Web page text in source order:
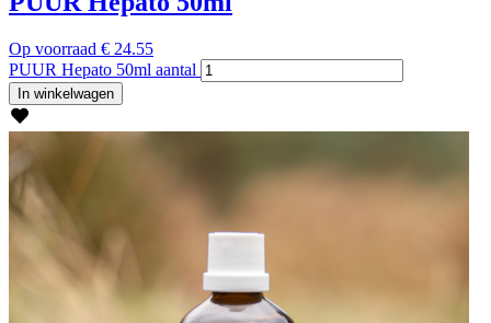
Op voorraad € 24.55
PUUR Hepato 50ml aantal
In winkelwagen